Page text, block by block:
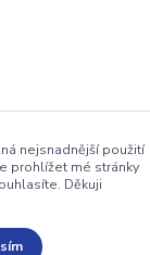
nejsnadnější použití
prohlížet mé stránky
Děkuji